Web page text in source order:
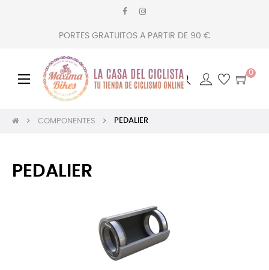
PORTES GRATUITOS A PARTIR DE 90 €
Navegación
palanca
☰
0
COMPONENTES PEDALIER
PEDALIER